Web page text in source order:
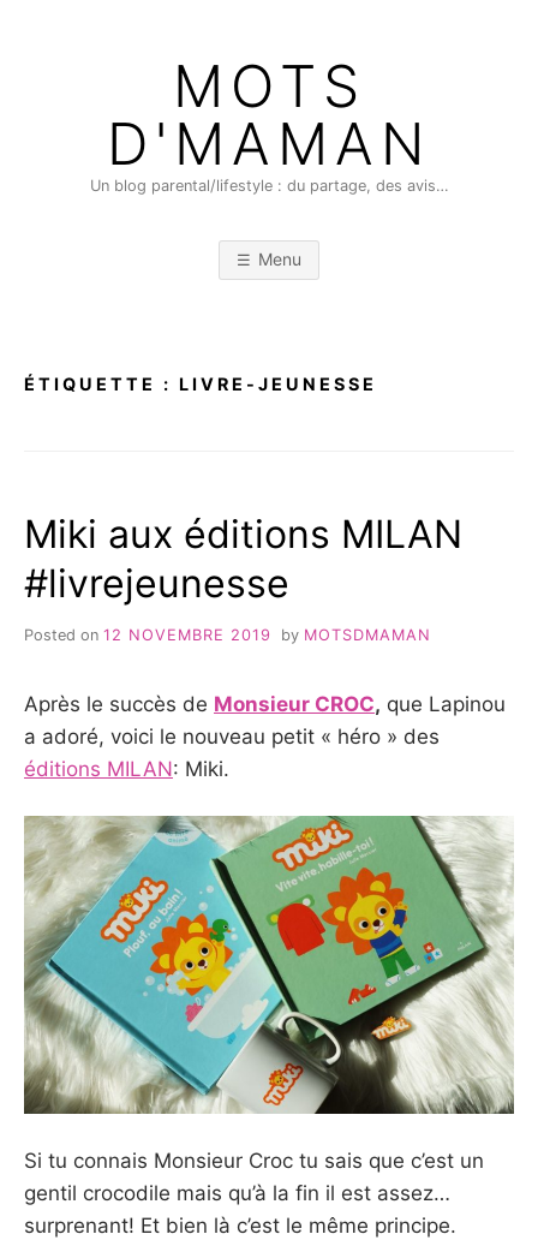
MOTS
D'MAMAN
Un blog parental/lifestyle : du partage, des avis…
Menu
ÉTIQUETTE : LIVRE-JEUNESSE
Miki aux éditions MILAN
#livrejeunesse
Posted on 12 NOVEMBRE 2019 by MOTSDMAMAN
Après le succès de Monsieur CROC, que Lapinou
a adoré, voici le nouveau petit « héro » des
éditions MILAN: Miki.
Si tu connais Monsieur Croc tu sais que c’est un
gentil crocodile mais qu’à la fin il est assez…
surprenant! Et bien là c’est le même principe.